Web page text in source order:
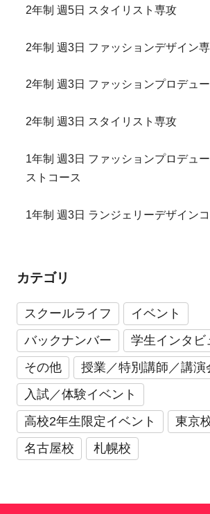
2年制 週5日 スタイリスト専攻
2年制 週3日 ファッションデザイン
2年制 週3日 ファッションプロデュ
2年制 週3日 スタイリスト専攻
1年制 週3日 ファッションプロデュ
ストコース
1年制 週3日 ランジェリーデザイン
カテゴリ
スクールライフ
イベント
バックナンバー
学生インタビ
その他
授業／特別講師／講演
入試／体験イベント
高校2年生限定イベント
東京
名古屋校
札幌校